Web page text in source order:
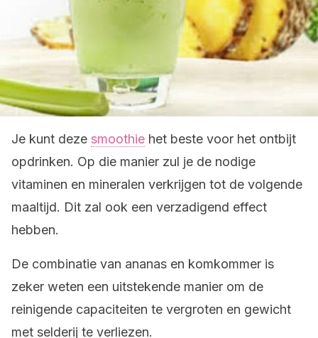
Je kunt deze smoothie het beste voor het ontbijt
opdrinken. Op die manier zul je de nodige
vitaminen en mineralen verkrijgen tot de volgende
maaltijd. Dit zal ook een verzadigend effect
hebben.
De combinatie van ananas en komkommer is
zeker weten een uitstekende manier om de
reinigende capaciteiten te vergroten en gewicht
met selderij te verliezen.